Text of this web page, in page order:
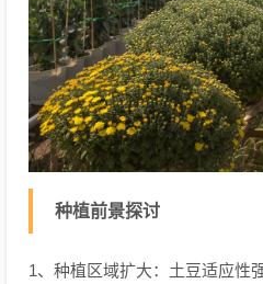
种植前景探讨
1、种植区域扩大：土豆适应性